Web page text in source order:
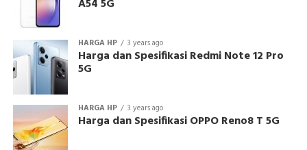
A54 5G
HARGA HP 3 years ago
Harga dan Spesifikasi Redmi Note 12 Pro
5G
HARGA HP 3 years ago
Harga dan Spesifikasi OPPO Reno8 T 5G